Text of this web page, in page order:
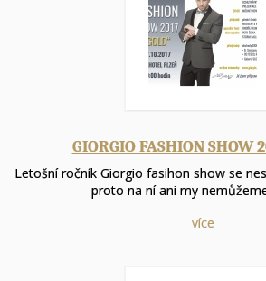
GIORGIO FASHION SHOW
Letošní ročník Giorgio fasihon show se
proto na ní ani my
více